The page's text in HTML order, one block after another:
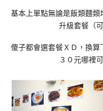
基本上單點無論是飯類麵
升級套餐（
傻子都會選套餐ＸＤ，換
３０元哪裡